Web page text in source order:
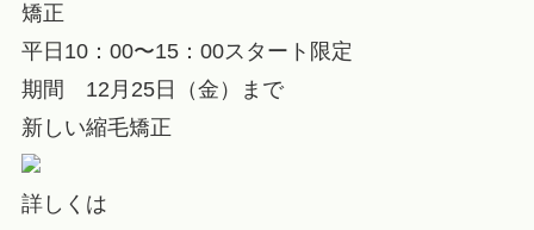
矯正
平日10：00〜15：00スタート限定
期間 12月25日（金）まで
新しい縮毛矯正
詳しくは